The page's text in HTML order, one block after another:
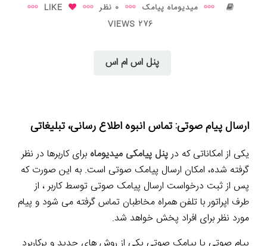
میدیوماه پیامک 0 نظر
LIKE
276 VIEWS
پنل اس ام اس
ارسال پیام صوتی: تماس انبوه اطلاع رسانی، تبلیغاتی
یکی از امکاناتی که درپنل پیامکی میدیوماه برای کاربرها در نظر
گرفته شده، امکان ارسال پیامک صوتی است. به این صورت که
پس از ثبت درخواست ارسال پیامک صوتی توسط کاربر ، از
طرف اپراتور با تلفن همراه مخاطبان تماس گرفته می شود و پیام
مورد نظر برای افراد پخش خواهد شد.